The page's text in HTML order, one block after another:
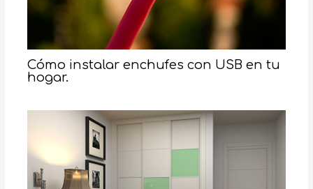
Cómo instalar enchufes con USB en tu
hogar.